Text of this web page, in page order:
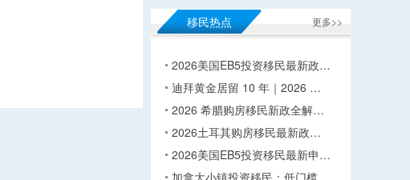
更多>>
移民热点
2026美国EB5投资移民最新政…
迪拜黄金居留 10 年｜2026 …
2026 希腊购房移民新政全解…
2026土耳其购房移民最新政…
2026美国EB5投资移民最新申…
加拿大小镇投资移民：低门槛…